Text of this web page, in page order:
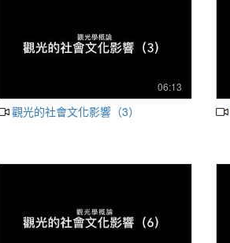
06:13
觀光的社會文化影響（3）